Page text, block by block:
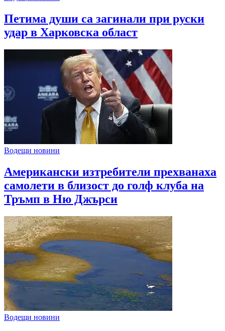
Петима души са загинали при руски
удар в Харковска област
Водещи новини
Американски изтребители прехванаха
самолети в близост до голф клуба на
Тръмп в Ню Джърси
Водещи новини